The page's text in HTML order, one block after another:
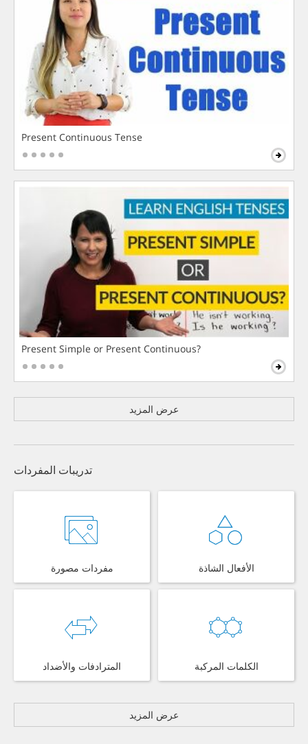
Present Continuous Tense
Present Simple or Present Continuous?
عرض المزيد
تدريبات المفردات
مفردات مصورة الأفعال الشاذة
المترادفات والأضداد الكلمات المركبة
عرض المزيد